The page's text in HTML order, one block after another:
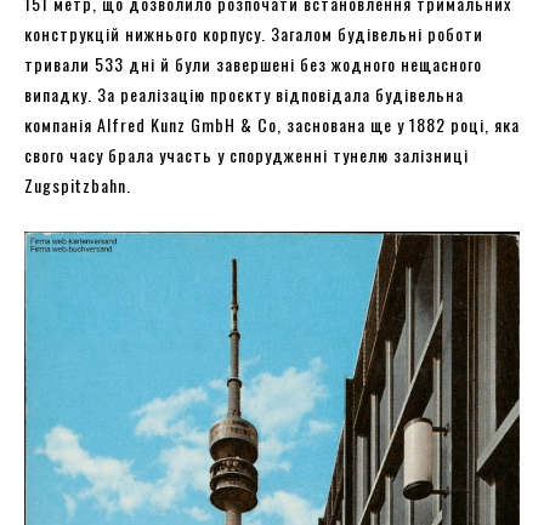
конструкцій нижнього корпусу. Загалом будівельні роботи
тривали 533 дні й були завершені без жодного нещасного
випадку. За реалізацію проєкту відповідала будівельна
компанія Alfred Kunz GmbH & Co, заснована ще у 1882 році, яка
свого часу брала участь у спорудженні тунелю залізниці
Zugspitzbahn.